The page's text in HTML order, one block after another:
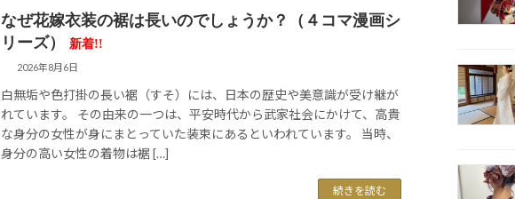
なぜ花嫁衣装の裾は長いのでしょうか？（４コマ漫画シ
リーズ）
新着!!
2026年8月6日
白無垢や色打掛の長い裾（すそ）には、日本の歴史や美意識が受け継が
れています。 その由来の一つは、平安時代から武家社会にかけて、高貴
な身分の女性が身にまとっていた装束にあるといわれています。 当時、
身分の高い女性の着物は裾 […]
続きを読む